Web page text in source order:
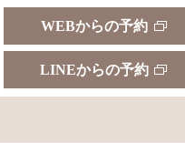
WEBからの予約
LINEからの予約